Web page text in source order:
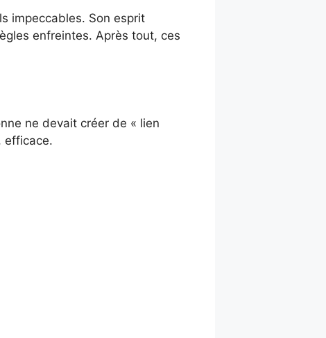
impeccables. Son esprit
enfreintes. Après tout, ces
ne devait créer de « lien
efficace.